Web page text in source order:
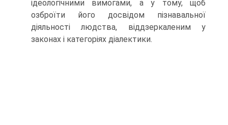
ідеологічними вимогами, а у тому, щоб
озброїти його досвідом пізнавальної
діяльності людства, віддзеркаленим у
законах і категоріях діалектики.